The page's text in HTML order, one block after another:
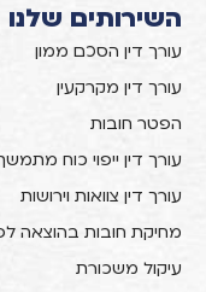
השירותים שלנו
עורך דין הסכם ממון
עורך דין מקרקעין
הפטר חובות
עורך דין ייפוי כוח
עורך דין צוואות וירושות
מחיקת חובות בהוצאה
עיקול משכורת